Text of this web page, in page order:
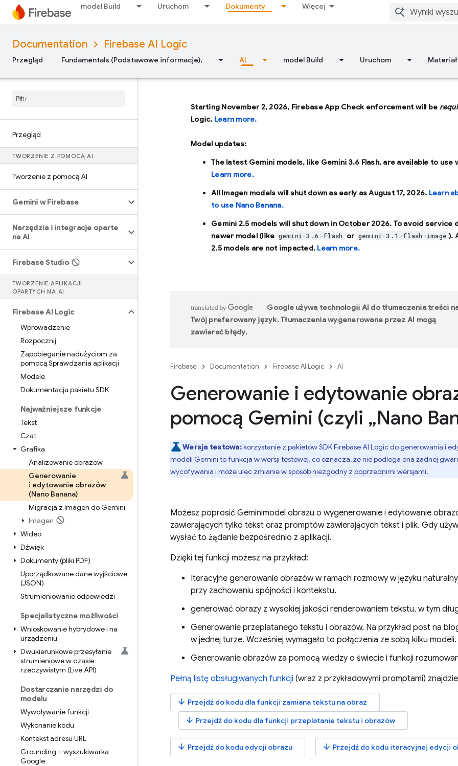
model Build Uruchom Dokumenty Więcej
Documentation Firebase AI Logic
Przegląd Fundamentals (Podstawowe informacje), AI model Build Uruchom
Przegląd
TWORZENIE Z POMOCĄ AI
Tworzenie z pomocą AI
Gemini w Firebase
Narzędzia i integracje oparte
na AI
Firebase Studio
TWORZENIE APLIKACJI
OPARTYCH NA AI
Firebase AI Logic
Wprowadzenie
Rozpocznij
Zapobieganie nadużyciom za
pomocą Sprawdzania aplikacji
Modele
Dokumentacja pakietu SDK
Najważniejsze funkcje
Tekst
Czat
Grafika
Analizowanie obrazów
Generowanie
i edytowanie obrazów
(Nano Banana)
Migracja z Imagen do Gemini
Imagen
Wideo
Dźwięk
Dokumenty (pliki PDF)
Uporządkowane dane wyjściowe
(JSON)
Strumieniowanie odpowiedzi
Specjalistyczne możliwości
Wnioskowanie hybrydowe i na
urządzeniu
Dwukierunkowe przesyłanie
strumieniowe w czasie
rzeczywistym (Live API)
Dostarczanie narzędzi do
modelu
Wywoływanie funkcji
Wykonanie kodu
Kontekst adresu URL
Grounding – wyszukiwarka
Google
Starting November 2, 2026, Firebase App Check enforcement will be
Logic. Learn more.
Model updates:
The latest Gemini models, like Gemini 3.6 Flash, are available to use
Learn more.
All Imagen models will shut down as early asAugust 17, 2026. Learn
to use Nano Banana.
Gemini 2.5 models will shut down in October 2026. To avoid service
newer model (like gemini-3.6-flash or gemini-3.1-flash-image ).
2.5 models are not impacted. Learn more.
Google używa technologii AI do tłumaczenia treści
Twój preferowany język. Tłumaczenia wygenerowane przez AI mogą
zawierać błędy.
Firebase Documentation Firebase AI Logic AI
Generowanie i edytowanie
pomocą Gemini (czyli „Nano
Wersja testowa:korzystanie z pakietów SDKFirebase AI Logicdo generowania i
modeli Gemini to funkcja w wersji testowej, co oznacza, że nie podlega ona żadnej
wycofywania i może ulec zmianie w sposób niezgodny z poprzednimi wersjami.
Możesz poprosić Geminimodel obrazu o wygenerowanie i edytowanie
zawierających tylko tekst oraz promptów zawierających tekst i plik. Gdy
wysłać to żądanie bezpośrednio z aplikacji.
Dzięki tej funkcji możesz na przykład:
Iteracyjne generowanie obrazów w ramach rozmowy w języku
przy zachowaniu spójności i kontekstu.
generować obrazy z wysokiej jakości renderowaniem tekstu, w tym
Generowanie przeplatanego tekstu i obrazów. Na przykład post na
w jednej turze. Wcześniej wymagało to połączenia ze sobą kilku modeli.
Generowanie obrazów za pomocą wiedzy o świecie i funkcji
Pełną listę obsługiwanych funkcji (wraz z przykładowymi promptami)
arrow_downward Przejdź do kodu dla funkcji zamiana tekstu na obraz
arrow_downward Przejdź do kodu dla funkcji przeplatanie tekstu i obrazów
arrow_downward Przejdź do kodu edycji obrazu arrow_downward Przejdź do kodu iteracyjnej edycji